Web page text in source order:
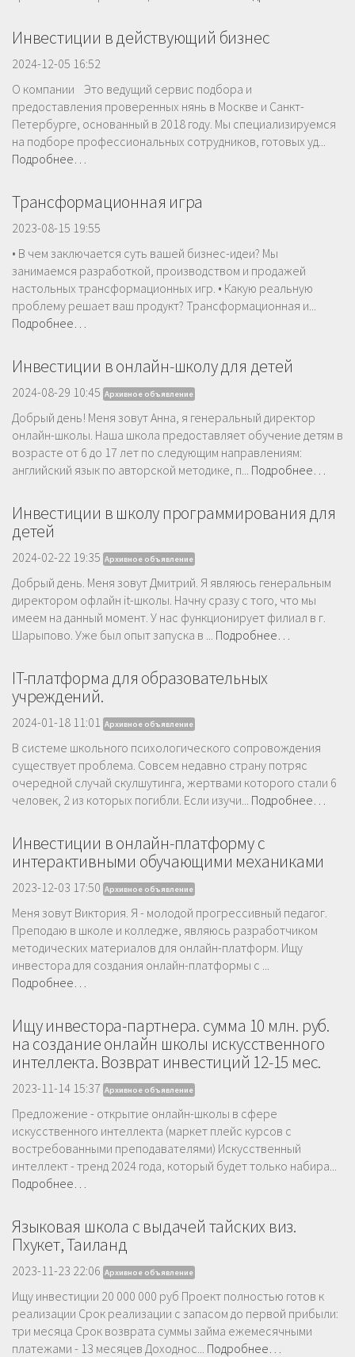
Инвестиции в действующий бизнес
2024-12-05 16:52
О компании Это ведущий сервис подбора и
предоставления проверенных нянь в Москве и Санкт-
Петербурге, основанный в 2018 году. Мы специализируемся
на подборе профессиональных сотрудников, готовых уд...
Подробнее…
Трансформационная игра
2023-08-15 19:55
• В чем заключается суть вашей бизнес-идеи? Мы
занимаемся разработкой, производством и продажей
настольных трансформационных игр. • Какую реальную
проблему решает ваш продукт? Трансформационная и...
Подробнее…
Инвестиции в онлайн-школу для детей
2024-08-29 10:45 Архивное объявление
Добрый день! Меня зовут Анна, я генеральный директор
онлайн-школы. Наша школа предоставляет обучение детям в
возрасте от 6 до 17 лет по следующим направлениям:
английский язык по авторской методике, п... Подробнее…
Инвестиции в школу программирования для
детей
2024-02-22 19:35 Архивное объявление
Добрый день. Меня зовут Дмитрий. Я являюсь генеральным
директором офлайн it-школы. Начну сразу с того, что мы
имеем на данный момент. У нас функционирует филиал в г.
Шарыпово. Уже был опыт запуска в ... Подробнее…
IT-платформа для образовательных
учреждений.
2024-01-18 11:01 Архивное объявление
В системе школьного психологического сопровождения
существует проблема. Совсем недавно страну потряс
очередной случай скулшутинга, жертвами которого стали 6
человек, 2 из которых погибли. Если изучи... Подробнее…
Инвестиции в онлайн-платформу с
интерактивными обучающими механиками
2023-12-03 17:50 Архивное объявление
Меня зовут Виктория. Я - молодой прогрессивный педагог.
Преподаю в школе и колледже, являюсь разработчиком
методических материалов для онлайн-платформ. Ищу
инвестора для создания онлайн-платформы с ...
Подробнее…
Ищу инвестора-партнера. сумма 10 млн. руб.
на создание онлайн школы искусственного
интеллекта. Возврат инвестиций 12-15 мес.
2023-11-14 15:37 Архивное объявление
Предложение - открытие онлайн-школы в сфере
искусственного интеллекта (маркет плейс курсов с
востребованными преподавателями) Искусственный
интеллект - тренд 2024 года, который будет только набира...
Подробнее…
Языковая школа с выдачей тайских виз.
Пхукет, Таиланд
2023-11-23 22:06 Архивное объявление
Ищу инвестиции 20 000 000 руб Проект полностью готов к
реализации Срок реализации с запасом до первой прибыли:
три месяца Срок возврата суммы займа ежемесячными
платежами - 13 месяцев Доходнос... Подробнее…